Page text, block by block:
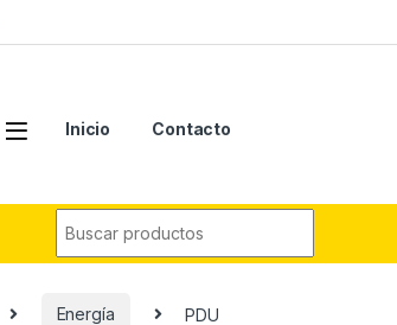
Inicio Contacto
Energía PDU